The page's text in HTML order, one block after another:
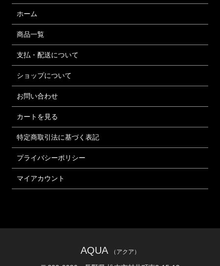
ホーム
商品一覧
支払・配送について
ショップについて
お問い合わせ
カートを見る
特定商取引法に基づく表記
プライバシーポリシー
マイアカウント
AQUA （アクア）